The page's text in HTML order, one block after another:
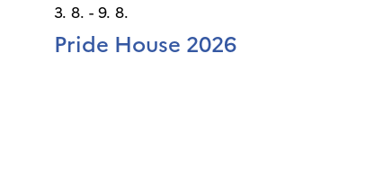
3. 8. - 9. 8.
Pride House 2026